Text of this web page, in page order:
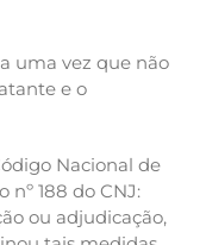
uma vez que não
e o
Nacional de
188 do CNJ:
ou adjudicação,